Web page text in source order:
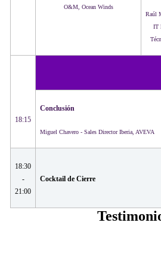
O&M, Ocean Winds
Raúl
IT
18:15
Conclusión ​
Miguel Chavero - Sales Director Iberia, AVEVA
18:30
-
21:00
Cocktail de Cierre​